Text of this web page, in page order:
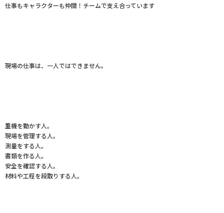
仕事もキャラクターも仲間！チームで支え合っています
現場の仕事は、一人ではできません。
重機を動かす人。
現場を管理する人。
測量をする人。
書類を作る人。
安全を確認する人。
材料や工程を段取りする人。